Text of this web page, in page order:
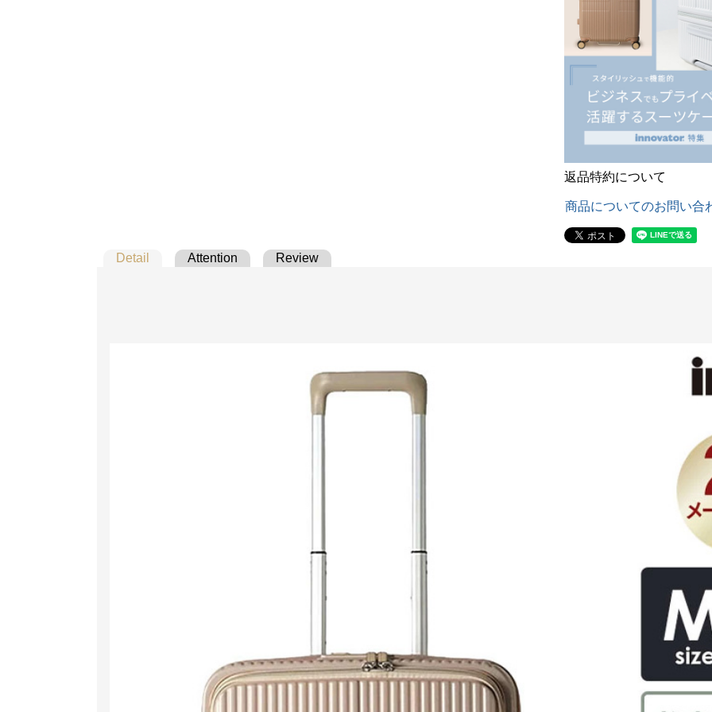
返品特約について
商品についてのお問い合
Detail Attention Review